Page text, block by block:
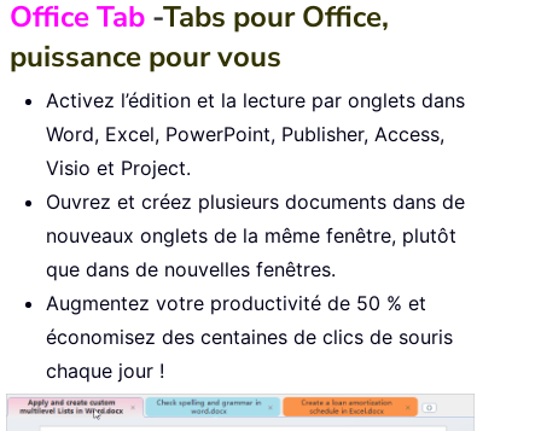
Office Tab -Tabs pour Office,
puissance pour vous
Activez l’édition et la lecture par onglets dans
Word, Excel, PowerPoint, Publisher, Access,
Visio et Project.
Ouvrez et créez plusieurs documents dans de
nouveaux onglets de la même fenêtre, plutôt
que dans de nouvelles fenêtres.
Augmentez votre productivité de 50 % et
économisez des centaines de clics de souris
chaque jour !